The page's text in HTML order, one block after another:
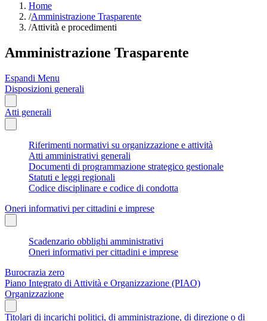
Home
/Amministrazione Trasparente
/Attività e procedimenti
Amministrazione Trasparente
Espandi Menu
Disposizioni generali
Atti generali
Riferimenti normativi su organizzazione e attività
Atti amministrativi generali
Documenti di programmazione strategico gestionale
Statuti e leggi regionali
Codice disciplinare e codice di condotta
Oneri informativi per cittadini e imprese
Scadenzario obblighi amministrativi
Oneri informativi per cittadini e imprese
Burocrazia zero
Piano Integrato di Attività e Organizzazione (PIAO)
Organizzazione
Titolari di incarichi politici, di amministrazione, di direzione o di